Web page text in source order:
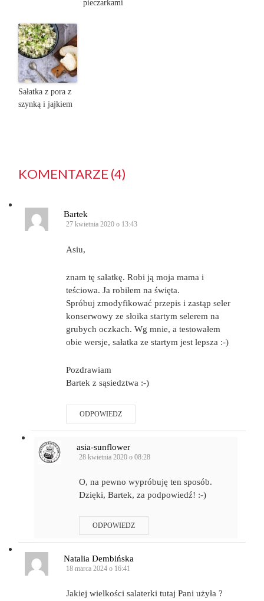
pieczarkami
Sałatka z pora z
szynką i jajkiem
KOMENTARZE (4)
Bartek
27 kwietnia 2020 o 13:43
Asiu,
znam tę sałatkę. Robi ją moja mama i
teściowa. Ja robiłem na święta.
Spróbuj zmodyfikować przepis i zastąp seler
konserwowy ze słoika startym selerem na
grubych oczkach. Wg mnie, a testowałem
obie wersje, sałatka ze startym jest lepsza :-)
Pozdrawiam
Bartek z sąsiedztwa :-)
ODPOWIEDZ
asia-sunflower
28 kwietnia 2020 o 08:28
O, na pewno wypróbuję ten sposób.
Dzięki, Bartek, za podpowiedź! :-)
ODPOWIEDZ
Natalia Dembińska
18 marca 2024 o 16:41
Jakiej wielkości salaterki tutaj Pani użyła ?